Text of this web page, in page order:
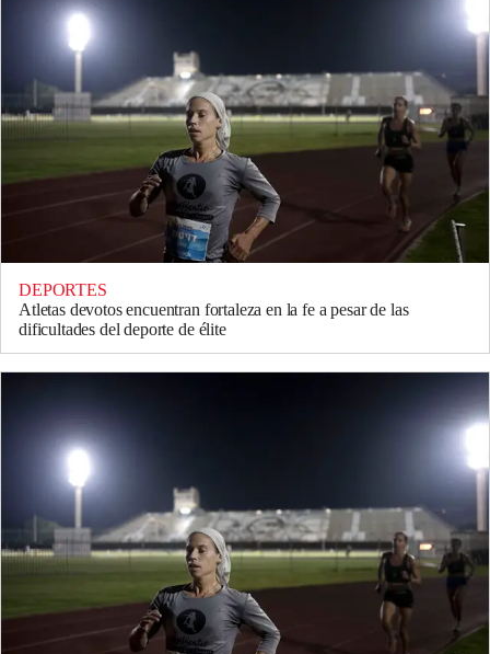
DEPORTES
Atletas devotos encuentran fortaleza en la fe a pesar de las
dificultades del deporte de élite